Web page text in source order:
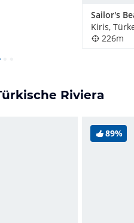
Sailor's
Kiris,
226m
Riviera
89%